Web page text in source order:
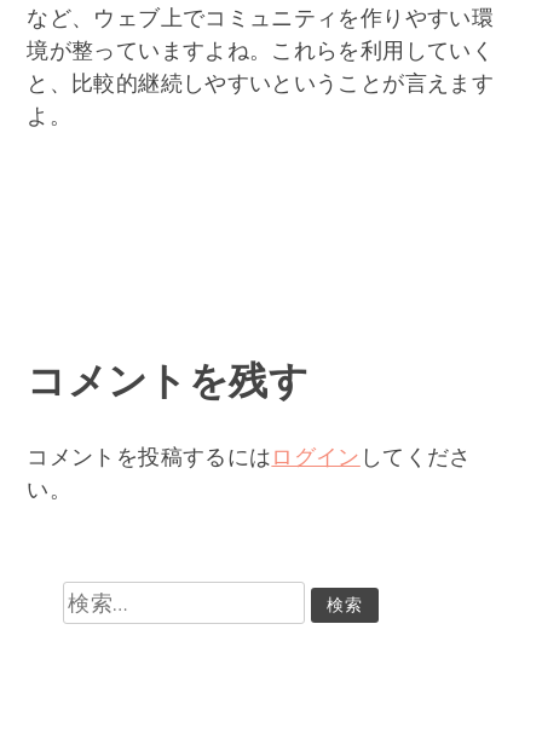
など、ウェブ上でコミュニティを作りやすい環
境が整っていますよね。これらを利用していく
と、比較的継続しやすいということが言えます
よ。
コメントを残す
コメントを投稿するには ログイン してくださ
い。
検
索: